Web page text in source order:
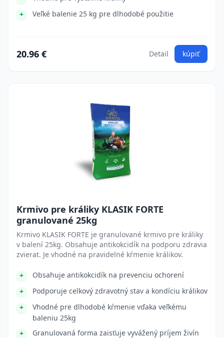
Veľké balenie 25 kg pre dlhodobé použitie
20.96 € Detail kúpiť
Krmivo pre králiky KLASIK FORTE
granulované 25kg
Krmivo KLASIK FORTE je granulované krmivo pre králiky
v balení 25kg. Obsahuje antikokcidík na podporu zdravia
zvierat. Je vhodné na pravidelné kŕmenie králikov.
Obsahuje antikokcidík na prevenciu ochorení
Podporuje celkový zdravotný stav a kondíciu králikov
Vhodné pre dlhodobé kŕmenie vďaka veľkému
baleniu 25kg
Granulovaná forma zaisťuje vyvážený príjem živín